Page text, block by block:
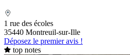
1 rue des écoles
35440 Montreuil-sur-Ille
Déposez le premier avis !
top notes